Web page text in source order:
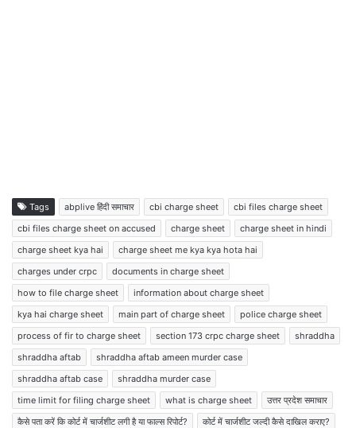
Tags abplive हिंदी समाचार cbi charge sheet
cbi files charge sheet
cbi files charge sheet on accused
charge sheet
charge sheet in hindi
charge sheet kya hai
charge sheet me kya kya hota hai
charges under crpc
documents in charge sheet
how to file charge sheet
information about charge sheet
kya hai charge sheet
main part of charge sheet
police charge sheet
process of fir to charge sheet
section 173 crpc charge sheet
shraddha
shraddha aftab
shraddha aftab ameen murder case
shraddha aftab case
shraddha murder case
time limit for filing charge sheet
what is charge sheet
उत्तर प्रदेश समाचार
कैसे पता करें कि कोर्ट में चार्जशीट लगी है या फाल्स रिपोर्ट?
कोर्ट में चार्जशीट जल्दी कैसे दाखिल कराए?